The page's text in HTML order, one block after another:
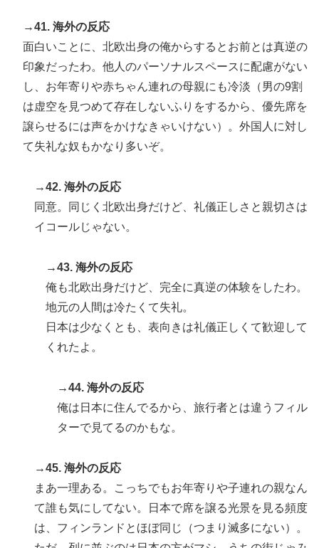
→41. 海外の反応
面白いことに、北欧出身の俺からするとお前とは真逆の
印象だったわ。他人のパーソナルスペースに配慮がない
し、お年寄りや赤ちゃん連れの母親にも冷淡（男の9割
は虚空を見つめて存在しないふりをするから、優先席を
譲らせるには声をかけなきゃいけない）。外国人に対し
て失礼な奴もかなり多いぞ。
→42. 海外の反応
同意。同じく北欧出身だけど、礼儀正しさと親切さは
イコールじゃない。
→43. 海外の反応
俺も北欧出身だけど、完全に真逆の体験をしたわ。
地元の人間は冷たくて失礼。
日本は少なくとも、表向きは礼儀正しくて歓迎して
くれたよ。
→44. 海外の反応
俺は日本に住んでるから、旅行者とは違うフィル
ターで見てるのかもな。
→45. 海外の反応
まあ一理ある。こっちでもお年寄りや子連れの親なん
て誰も気にしてない。日本で席を譲る光景を見る頻度
は、フィンランドとほぼ同じ（つまり滅多にない）。